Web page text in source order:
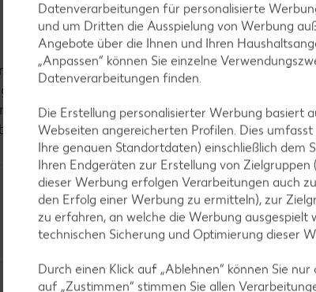
in einem Topf erhitzen, leise köcheln lassen
und langsam in das Essigwasser gleiten
köchelnden Wasser ziehen lassen. Eier mit
und Tomaten servieren.
Datenverarbeitungen für personalisierte
und um Dritten die Ausspielung von Werbung
Angebote über die Ihnen und Ihren
„Anpassen“ können Sie einzelne
Datenverarbeitungen finden.
Die Erstellung personalisierter Werbung basiert
Webseiten angereicherten Profilen. Dies
Ihre genauen Standortdaten) einschließlich
Ihren Endgeräten zur Erstellung von
dieser Werbung erfolgen Verarbeitungen auch
den Erfolg einer Werbung zu ermitteln), zur
zu erfahren, an welche die Werbung ausgespielt
technischen Sicherung und Optimierung dieser
Durch einen Klick auf „Ablehnen“ können Sie
auf „Zustimmen“ stimmen Sie allen